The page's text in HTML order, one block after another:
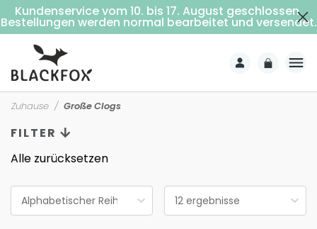
Kostenlose Lieferung ab 69€ Einkaufswert (Nach Hause mit Unterschrift)
Zuhause Große Clogs
FILTER
Alle zurücksetzen
Kundenservice vom 10. bis 17. August geschlossen.
Bestellungen werden normal bearbeitet und versendet.